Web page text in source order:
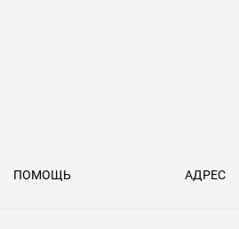
ПОМОЩЬ АДРЕС